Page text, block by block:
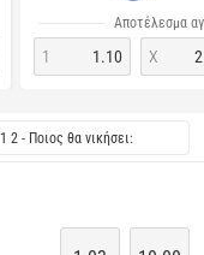
Αποτέλεσμα
1 1.10 X
1 2 - Ποιος θα νικήσει: